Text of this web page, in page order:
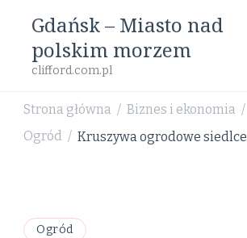
Gdańsk – Miasto nad
polskim morzem
clifford.com.pl
Strona główna / Biznes i ekonomia /
Ogród / Kruszywa ogrodowe siedlce
Ogród